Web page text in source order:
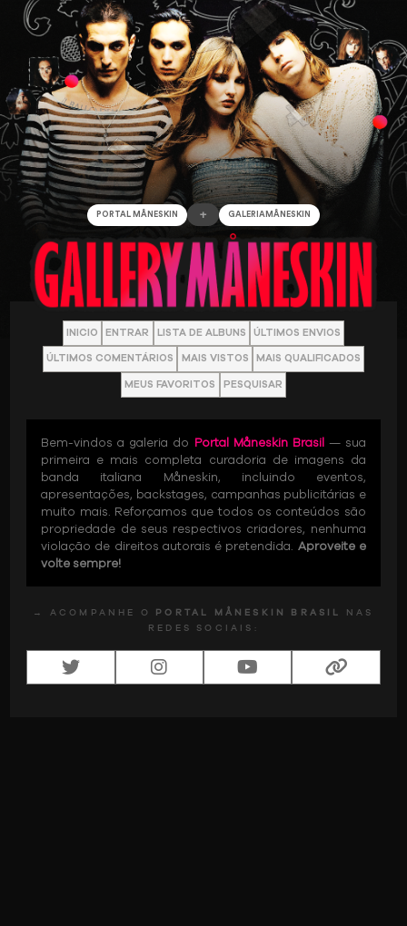
PORTAL MÅNESKIN + GALERIAMÅNESKIN
INICIO ENTRAR LISTA DE ALBUNS
ÚLTIMOS ENVIOS
ÚLTIMOS COMENTÁRIOS
MAIS VISTOS MAIS QUALIFICADOS
MEUS FAVORITOS
PESQUISAR
Bem-vindos a galeria do Portal Måneskin Brasil— sua
primeira e mais completa curadoria de imagens da
banda italiana Måneskin, incluindo eventos,
apresentações, backstages, campanhas publicitárias e
muito mais. Reforçamos que todos os conteúdos são
propriedade de seus respectivos criadores, nenhuma
violação de direitos autorais é pretendida. Aproveite e
volte sempre!
→ ACOMPANHE O PORTAL MÅNESKIN BRASIL
NAS
REDES SOCIAIS: